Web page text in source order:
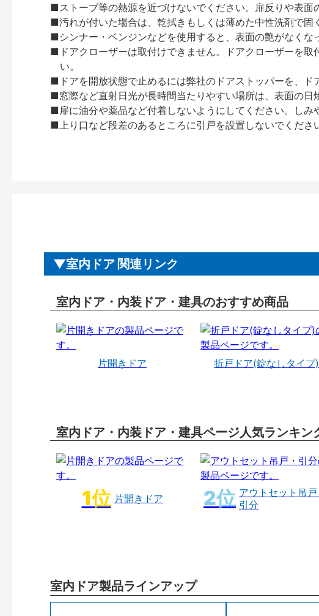
■ストーブ等の熱源を近づけないでください。扉反りや表面
■汚れが付いた場合は、乾拭きもしくは薄めた中性洗剤で固
■シンナー・ベンジンなどを使用すると、表面の艶がなくな
■ドアクローザーは取付けできません。ドアクローザーを
い。
■ドアを開放状態で止めるには弊社のドアストッパーを、ド
■窓際など直射日光が長時間当たりやすい場所は、表面の日
■扉に油分や薬品など付着しないようにしてください。しみ
■上り口など段差のあるところに引戸を設置しないでくださ
室内ドア 関連リンク
室内ドア・内装ドア・建具のおすすめ商品
片開きドア 折戸ドア(錠なしタイプ)
室内ドア・内装ドア・建具ページ人気ランキン
片開きドア
アウトセット吊戸
引分
室内ドア製品ラインアップ